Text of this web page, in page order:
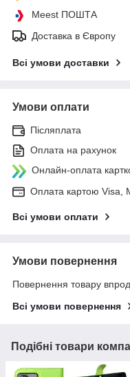
Meest ПОШТА
Доставка в Європу
Всі умови доставки
Умови оплати
Післяплата
Оплата на рахунок
Онлайн-оплата
Оплата картою Visa,
Всі умови оплати
Умови повернення
Повернення товару
Всі умови повернення
Подібні товари